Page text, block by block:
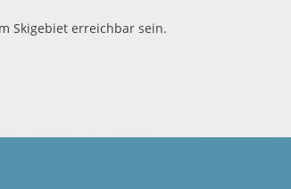
Skigebiet erreichbar sein.